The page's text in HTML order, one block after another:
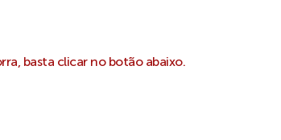
basta clicar no botão abaixo.